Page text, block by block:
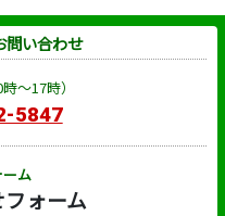
問い合わせ
～17時）
5847
ム
ォーム